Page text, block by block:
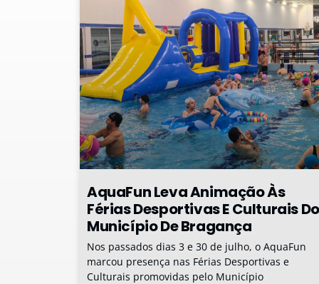
AquaFun Leva Animação Às
Férias Desportivas E Culturais Do
Município De Bragança
Nos passados dias 3 e 30 de julho, o AquaFun
marcou presença nas Férias Desportivas e
Culturais promovidas pelo Município